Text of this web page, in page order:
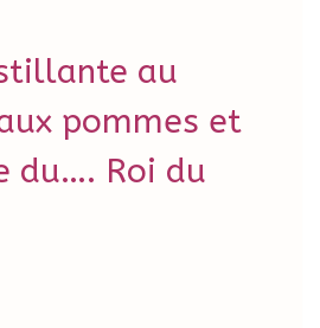
au
pommes et
du…. Roi du